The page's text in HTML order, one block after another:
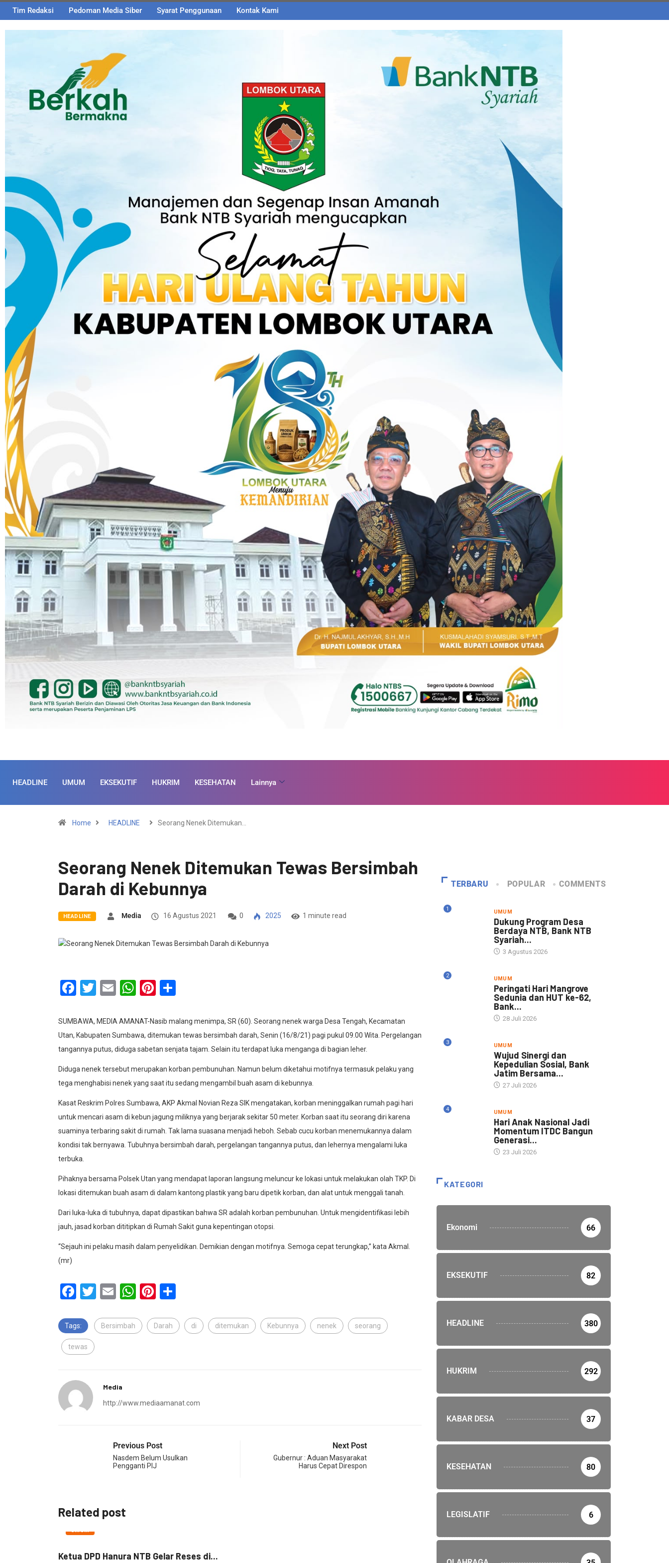
Tim Redaksi Pedoman Media Siber Syarat Penggunaan Kontak Kami
HEADLINE UMUM EKSEKUTIF HUKRIM KESEHATAN Lainnya
Home HEADLINE Seorang Nenek Ditemukan…
Seorang Nenek Ditemukan Tewas Bersimbah
Darah di Kebunnya
HEADLINE Media 16 Agustus 2021 0 2025 1 minute read
Facebook
Twitter
EmailWhatsApp
Pinterest
SUMBAWA, MEDIA AMANAT-Nasib malang menimpa, SR (60). Seorang nenek warga Desa Tengah, Kecamatan
Utan, Kabupaten Sumbawa, ditemukan tewas bersimbah darah, Senin (16/8/21) pagi pukul 09.00 Wita. Pergelangan
tangannya putus, diduga sabetan senjata tajam. Selain itu terdapat luka menganga di bagian leher.
Diduga nenek tersebut merupakan korban pembunuhan. Namun belum diketahui motifnya termasuk pelaku yang
tega menghabisi nenek yang saat itu sedang mengambil buah asam di kebunnya.
Kasat Reskrim Polres Sumbawa, AKP Akmal Novian Reza SIK mengatakan, korban meninggalkan rumah pagi hari
untuk mencari asam di kebun jagung miliknya yang berjarak sekitar 50 meter. Korban saat itu seorang diri karena
suaminya terbaring sakit di rumah. Tak lama suasana menjadi heboh. Sebab cucu korban menemukannya dalam
kondisi tak bernyawa. Tubuhnya bersimbah darah, pergelangan tangannya putus, dan lehernya mengalami luka
terbuka.
Pihaknya bersama Polsek Utan yang mendapat laporan langsung meluncur ke lokasi untuk melakukan olah TKP. Di
lokasi ditemukan buah asam di dalam kantong plastik yang baru dipetik korban, dan alat untuk menggali tanah.
Dari luka-luka di tubuhnya, dapat dipastikan bahwa SR adalah korban pembunuhan. Untuk mengidentifikasi lebih
jauh, jasad korban dititipkan di Rumah Sakit guna kepentingan otopsi.
“Sejauh ini pelaku masih dalam penyelidikan. Demikian dengan motifnya. Semoga cepat terungkap,” kata Akmal.
(mr)
Facebook
Twitter
EmailWhatsApp
Pinterest
Tags: Bersimbah Darah di ditemukan Kebunnya nenek seorang
tewas
Media
http://www.mediaamanat.com
Previous Post
Nasdem Belum Usulkan
Pengganti PIJ
Next Post
Gubernur : Aduan Masyarakat
Harus Cepat Direspon
Related post
UMUM
Ketua DPD Hanura NTB Gelar Reses di... Tim Sepak Bola Junior NTB Harumkan Nama...
TERBARU POPULAR COMMENTS
1 UMUM
Dukung Program Desa
Berdaya NTB, Bank NTB
Syariah...
3 Agustus 2026
2 UMUM
Peringati Hari Mangrove
Sedunia dan HUT ke-62,
Bank...
28 Juli 2026
3 UMUM
Wujud Sinergi dan
Kepedulian Sosial, Bank
Jatim Bersama...
27 Juli 2026
4 UMUM
Hari Anak Nasional Jadi
Momentum ITDC Bangun
Generasi...
23 Juli 2026
KATEGORI
Ekonomi 66
EKSEKUTIF 82
HEADLINE 380
HUKRIM 292
KABAR DESA 37
KESEHATAN 80
LEGISLATIF 6